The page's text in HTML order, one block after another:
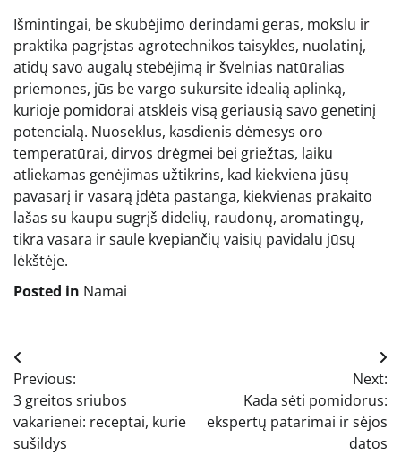
Išmintingai, be skubėjimo derindami geras, mokslu ir
praktika pagrįstas agrotechnikos taisykles, nuolatinį,
atidų savo augalų stebėjimą ir švelnias natūralias
priemones, jūs be vargo sukursite idealią aplinką,
kurioje pomidorai atskleis visą geriausią savo genetinį
potencialą. Nuoseklus, kasdienis dėmesys oro
temperatūrai, dirvos drėgmei bei griežtas, laiku
atliekamas genėjimas užtikrins, kad kiekviena jūsų
pavasarį ir vasarą įdėta pastanga, kiekvienas prakaito
lašas su kaupu sugrįš didelių, raudonų, aromatingų,
tikra vasara ir saule kvepiančių vaisių pavidalu jūsų
lėkštėje.
Posted in Namai
Navigacija
tarp
įrašų
Previous:
3 greitos sriubos
vakarienei: receptai, kurie
sušildys
Next:
Kada sėti pomidorus:
ekspertų patarimai ir sėjos
datos